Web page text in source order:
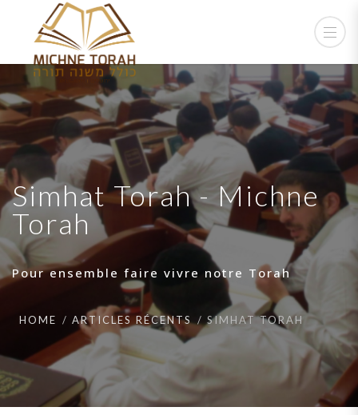
Simhat Torah - Michne
Torah
Pour ensemble faire vivre notre Torah
HOME ARTICLES RÉCENTS SIMHAT TORAH